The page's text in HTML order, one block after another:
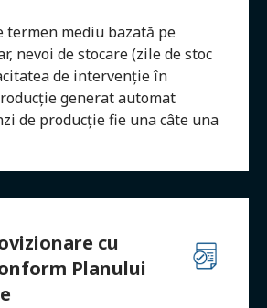
termen mediu bazată pe
nevoi de stocare (zile de stoc
de intervenție în
generat automat
de producție fie una câte una
cu
Planului